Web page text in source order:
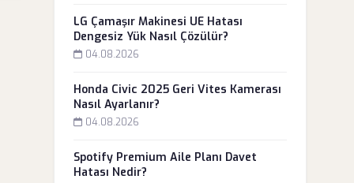
LG Çamaşır Makinesi UE Hatası
Dengesiz Yük Nasıl Çözülür?
04.08.2026
Honda Civic 2025 Geri Vites Kamerası
Nasıl Ayarlanır?
04.08.2026
Spotify Premium Aile Planı Davet
Hatası Nedir?